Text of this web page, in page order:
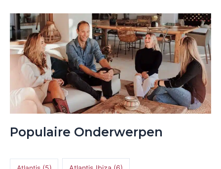
Populaire Onderwerpen